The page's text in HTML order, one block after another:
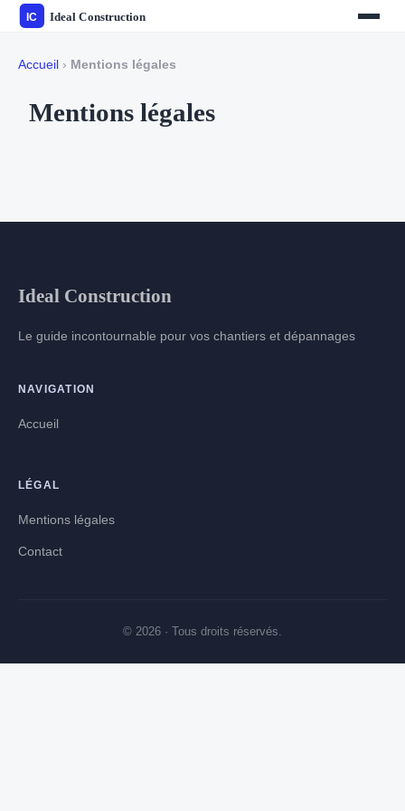
Accueil › Mentions légales
Mentions légales
Ideal Construction
Le guide incontournable pour vos chantiers et dépannages
NAVIGATION
Accueil
LÉGAL
Mentions légales
Contact
© 2026 · Tous droits réservés.